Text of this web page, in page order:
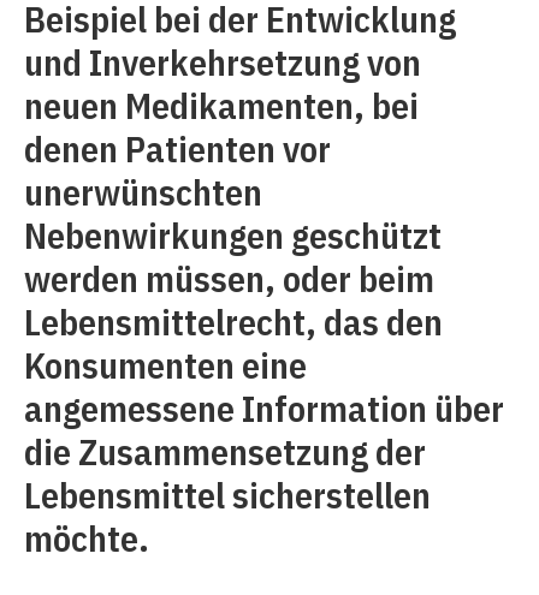
Beispiel bei der Entwicklung
und Inverkehrsetzung von
neuen Medikamenten, bei
denen Patienten vor
unerwünschten
Nebenwirkungen geschützt
werden müssen, oder beim
Lebensmittelrecht, das den
Konsumenten eine
angemessene Information über
die Zusammensetzung der
Lebensmittel sicherstellen
möchte.